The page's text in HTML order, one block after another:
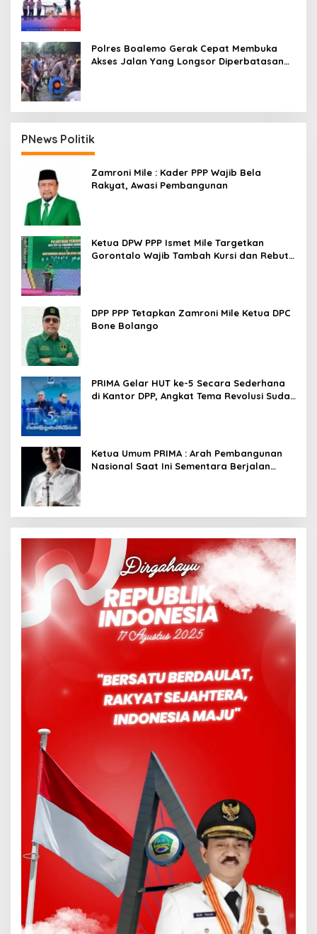
Polres Boalemo Gerak Cepat Membuka
Akses Jalan Yang Longsor Diperbatasan
PNews Politik
Zamroni Mile : Kader PPP Wajib Bela
Rakyat, Awasi Pembangunan
Ketua DPW PPP Ismet Mile Targetkan
Gorontalo Wajib Tambah Kursi dan Rebut
DPP PPP Tetapkan Zamroni Mile Ketua DPC
Bone Bolango
PRIMA Gelar HUT ke-5 Secara Sederhana
di Kantor DPP, Angkat Tema Revolusi Sudah
Ketua Umum PRIMA : Arah Pembangunan
Nasional Saat Ini Sementara Berjalan